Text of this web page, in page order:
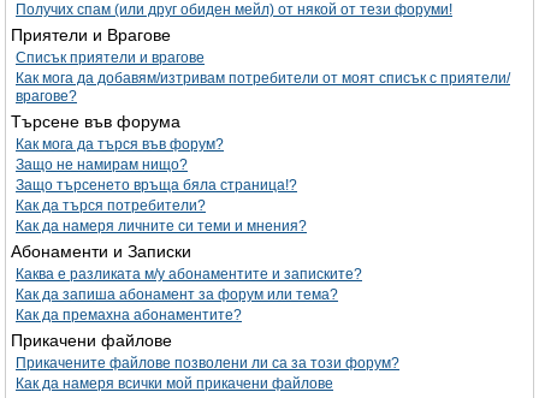
Получих спам (или друг обиден мейл) от някой от тези форуми!
Приятели и Врагове
Списък приятели и врагове
Как мога да добавям/изтривам потребители от моят списък с приятели/
врагове?
Търсене във форума
Как мога да търся във форум?
Защо не намирам нищо?
Защо търсенето връща бяла страница!?
Как да търся потребители?
Как да намеря личните си теми и мнения?
Абонаменти и Записки
Каква е разликата м/у абонаментите и записките?
Как да запиша абонамент за форум или тема?
Как да премахна абонаментите?
Прикачени файлове
Прикачените файлове позволени ли са за този форум?
Как да намеря всички мой прикачени файлове